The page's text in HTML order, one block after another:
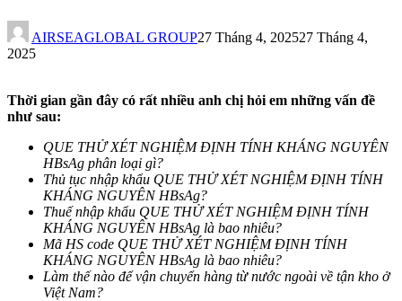
AIRSEAGLOBAL GROUP27 Tháng 4, 202527 Tháng 4,
2025
Thời gian gần đây có rất nhiều anh chị hỏi em những vấn đề
như sau:
QUE THỬ XÉT NGHIỆM ĐỊNH TÍNH KHÁNG NGUYÊN
HBsAg phân loại gì?
Thủ tục nhập khẩu QUE THỬ XÉT NGHIỆM ĐỊNH TÍNH
KHÁNG NGUYÊN HBsAg?
Thuế nhập khẩu QUE THỬ XÉT NGHIỆM ĐỊNH TÍNH
KHÁNG NGUYÊN HBsAg là bao nhiêu?
Mã HS code QUE THỬ XÉT NGHIỆM ĐỊNH TÍNH
KHÁNG NGUYÊN HBsAg là bao nhiêu?
Làm thế nào để vận chuyển hàng từ nước ngoài về tận kho ở
Việt Nam?